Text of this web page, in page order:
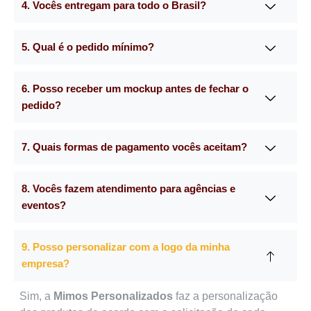
4. Vocês entregam para todo o Brasil?
5. Qual é o pedido mínimo?
6. Posso receber um mockup antes de fechar o
pedido?
7. Quais formas de pagamento vocês aceitam?
8. Vocês fazem atendimento para agências e
eventos?
9. Posso personalizar com a logo da minha
empresa?
Sim, a Mimos Personalizados faz a personalização